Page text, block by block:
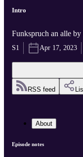
Intro
Funkspruch an alle
S1 Apr 17, 2023
RSS feed
About
Episode notes